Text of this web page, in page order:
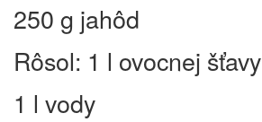
250 g jahôd
Rôsol: 1 l ovocnej šťavy
1 l vody